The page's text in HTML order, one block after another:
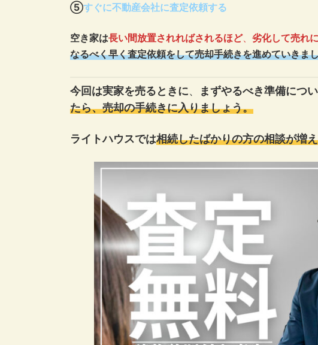
⑤すぐに不動産会社に査定依頼する
空き家は長い間放置されればされるほど、 劣化して売れ
なるべく早く査定依頼をして売却手続きを進めていきま
今回は実家を売るときに、 まずやるべき準備につ
たら、売却の手続きに入りましょう。
ライトハウスでは相続したばかりの方の相談が増